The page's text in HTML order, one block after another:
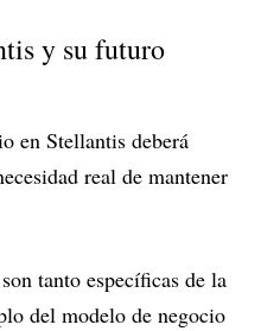
y su futuro
en Stellantis deberá
real de mantener
tanto específicas de la
del modelo de negocio